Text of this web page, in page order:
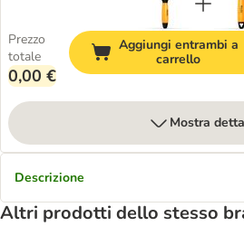
Prezzo
totale
0,00 €
Aggiungi entrambi a
carrello
Mostra
Descrizione
Altri prodotti dello stesso